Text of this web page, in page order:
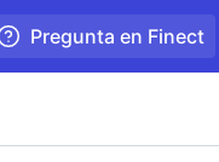
Pregunta en Finect